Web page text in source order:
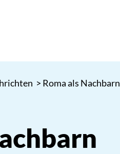
> Roma als Nachbarn